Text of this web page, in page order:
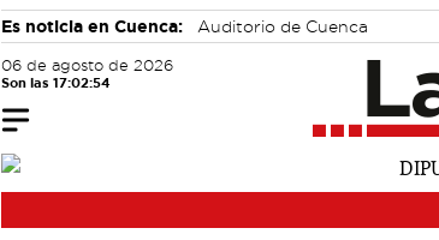
Es noticia en Cuenca: Auditorio de Cuenca
06 de agosto de 2026
Son las 17:02:55